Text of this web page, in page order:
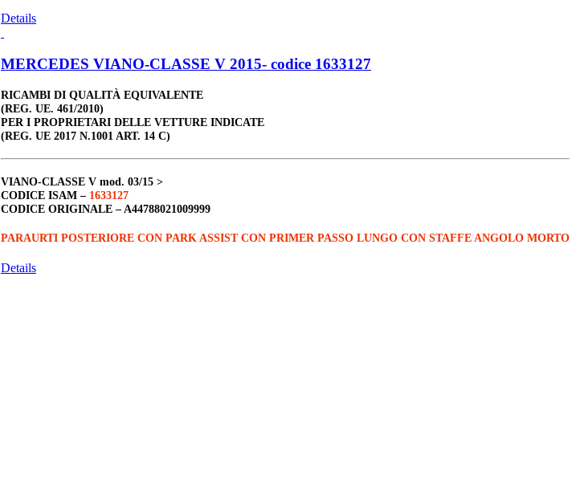
Details
MERCEDES VIANO-CLASSE V 2015- codice 1633127
RICAMBI DI QUALITÀ EQUIVALENTE
(REG. UE. 461/2010)
PER I PROPRIETARI DELLE VETTURE INDICATE
(REG. UE 2017 N.1001 ART. 14 C)
VIANO-CLASSE V mod. 03/15 >
CODICE ISAM – 1633127
CODICE ORIGINALE –A44788021009999
PARAURTI POSTERIORE CON PARK ASSIST CON PRIMER PASSO LUNGO CON STAFFE ANGOLO MORTO
Details